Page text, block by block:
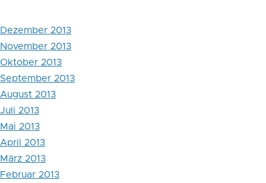
Dezember 2013
November 2013
Oktober 2013
September 2013
August 2013
Juli 2013
Mai 2013
April 2013
März 2013
Februar 2013